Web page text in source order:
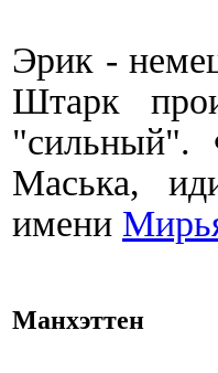
Эрик -
Штарк
Маська,
имени
Манхэттен